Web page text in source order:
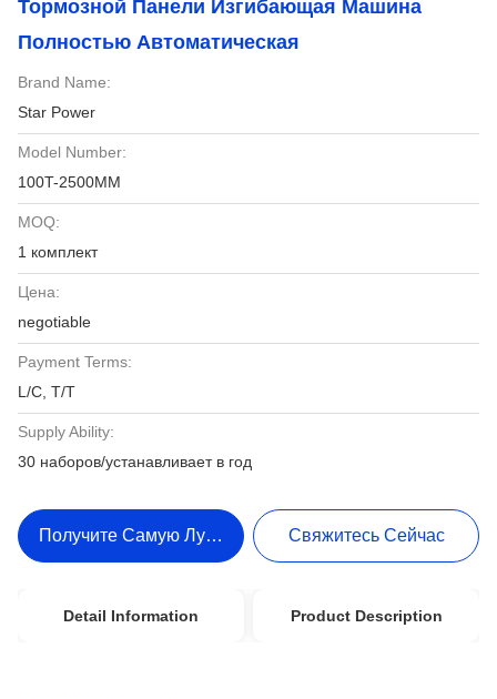
Тормозной Панели Изгибающая Машина
Полностью Автоматическая
Brand Name:
Star Power
Model Number:
100T-2500MM
MOQ:
1 комплект
Цена:
negotiable
Payment Terms:
L/C, T/T
Supply Ability:
30 наборов/устанавливает в год
Получите Самую Лучшую ЦенуСвяжитесь Сейчас
Detail Information Product Description